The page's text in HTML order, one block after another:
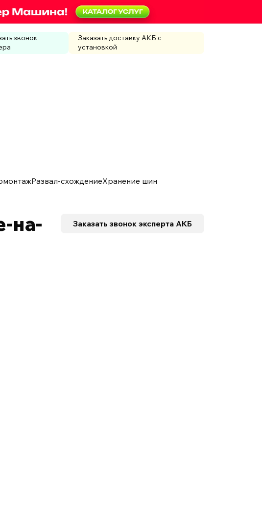
звонок
Заказать доставку АКБ с
установкой
Развал-схождениеХранение шин
на-
Заказать звонок эксперта АКБ